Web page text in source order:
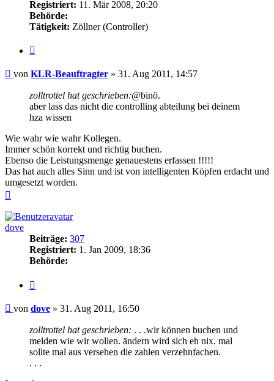
Registriert: 11. Mär 2008, 20:20
Behörde:
Tätigkeit: Zöllner (Controller)
Beitrag
von KLR-Beauftragter » 31. Aug 2011, 14:57
zolltrottel hat geschrieben:@binö.
aber lass das nicht die controlling abteilung bei deinem
hza wissen
Wie wahr wie wahr Kollegen.
Immer schön korrekt und richtig buchen.
Ebenso die Leistungsmenge genauestens erfassen !!!!!
Das hat auch alles Sinn und ist von intelligenten Köpfen erdacht und
umgesetzt worden.
dove
Beiträge: 307
Registriert: 1. Jan 2009, 18:36
Behörde:
Beitrag
von dove » 31. Aug 2011, 16:50
zolltrottel hat geschrieben: . . .wir können buchen und
melden wie wir wollen. ändern wird sich eh nix. mal
sollte mal aus versehen die zahlen verzehnfachen.
. . .